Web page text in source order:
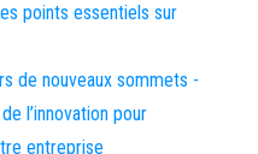
points essentiels sur
de nouveaux sommets -
l’innovation pour
entreprise